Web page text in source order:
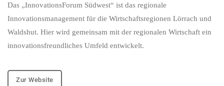
Das „InnovationsForum Südwest“ ist das regionale
Innovationsmanagement für die Wirtschaftsregionen Lörrach und
Waldshut. Hier wird gemeinsam mit der regionalen Wirtschaft ein
innovationsfreundliches Umfeld entwickelt.
Zur Website